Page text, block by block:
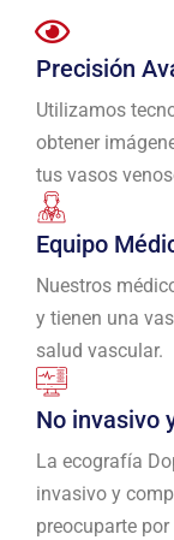
Precisión
Utilizamos
obtener
tus vasos
Equipo
Nuestros
y tienen una
salud vascular.
No invasivo
La ecografía
invasivo y
preocuparte